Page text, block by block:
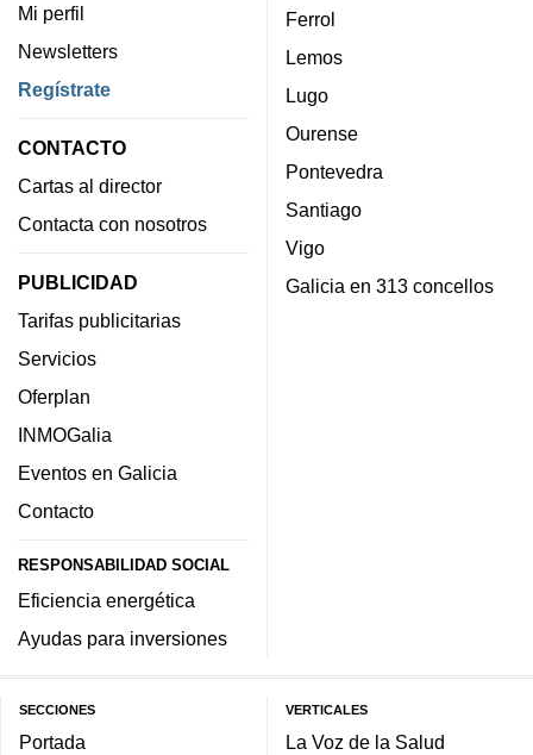
Mi perfil
Newsletters
Regístrate
CONTACTO
Cartas al director
Contacta con nosotros
PUBLICIDAD
Tarifas publicitarias
Servicios
Oferplan
INMOGalia
Eventos en Galicia
Contacto
RESPONSABILIDAD SOCIAL
Eficiencia energética
Ayudas para inversiones
Ferrol
Lemos
Lugo
Ourense
Pontevedra
Santiago
Vigo
Galicia en 313 concellos
SECCIONES
Portada
VERTICALES
La Voz de la Salud